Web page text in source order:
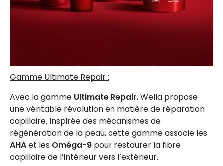
Gamme Ultimate Repair :
Avec la gamme Ultimate Repair, Wella propose
une véritable révolution en matière de réparation
capillaire. Inspirée des mécanismes de
régénération de la peau, cette gamme associe les
AHAet les Oméga-9 pour restaurer la fibre
capillaire de l’intérieur vers l’extérieur.